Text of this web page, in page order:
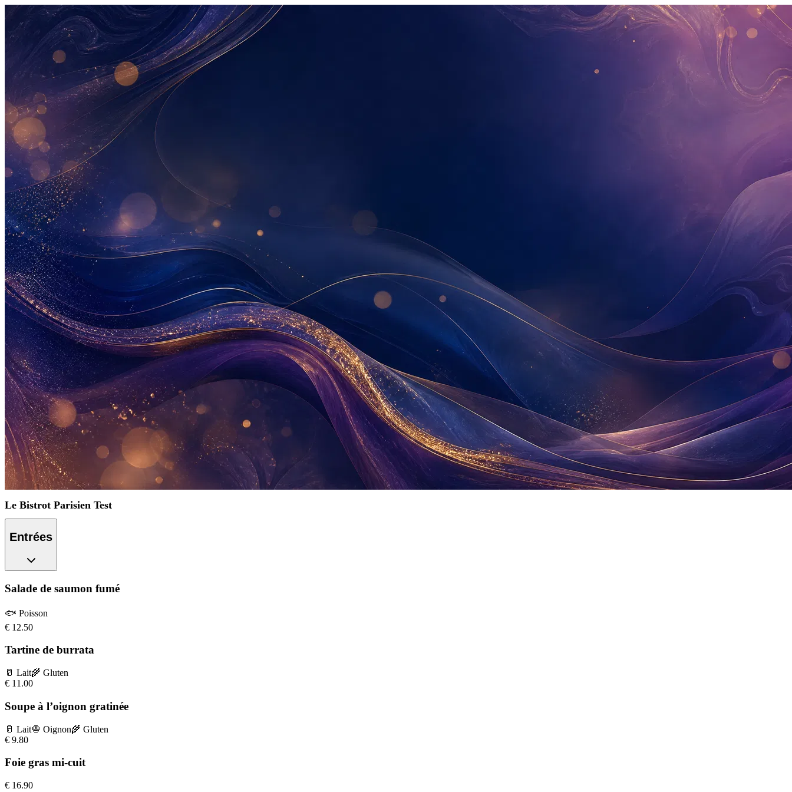
Le Bistrot Parisien Test
Entrées
Salade de saumon fumé
🐟 Poisson
€ 12.50
Tartine de burrata
🥛 Lait🌾 Gluten
€ 11.00
Soupe à l’oignon gratinée
🥛 Lait🧅 Oignon🌾 Gluten
€ 9.80
Foie gras mi-cuit
€ 16.90